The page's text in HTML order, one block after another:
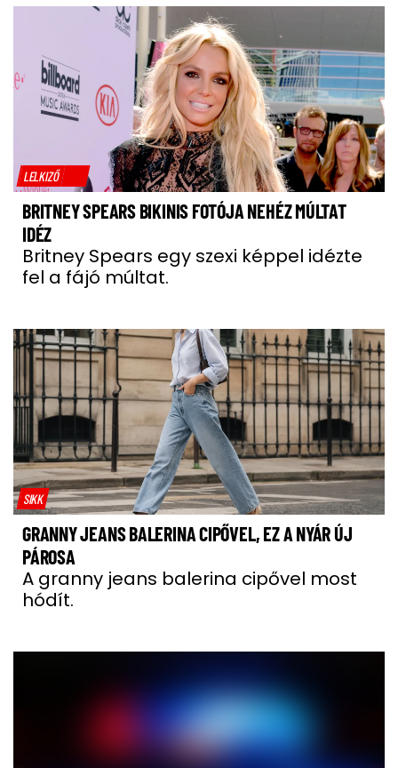
LELKIZŐ
BRITNEY SPEARS BIKINIS FOTÓJA NEHÉZ MÚLTAT
IDÉZ
Britney Spears egy szexi képpel idézte
fel a fájó múltat.
SIKK
GRANNY JEANS BALERINA CIPŐVEL, EZ A NYÁR ÚJ
PÁROSA
A granny jeans balerina cipővel most
hódít.